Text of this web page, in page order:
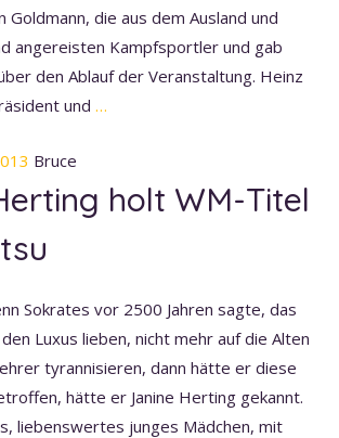
Goldmann, die aus dem Ausland und
angereisten Kampfsportler und gab
den Ablauf der Veranstaltung. Heinz
und …
Bruce
holt WM-Titel
Sokrates vor 2500 Jahren sagte, das
Luxus lieben, nicht mehr auf die Alten
tyrannisieren, dann hätte er diese
hätte er Janine Herting gekannt.
liebenswertes junges Mädchen, mit